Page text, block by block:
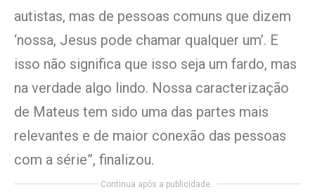
autistas, mas de pessoas comuns que dizem
‘nossa, Jesus pode chamar qualquer um’. E
isso não significa que isso seja um fardo, mas
na verdade algo lindo. Nossa caracterização
de Mateus tem sido uma das partes mais
relevantes e de maior conexão das pessoas
com a série”, finalizou.
Continua após a publicidade..